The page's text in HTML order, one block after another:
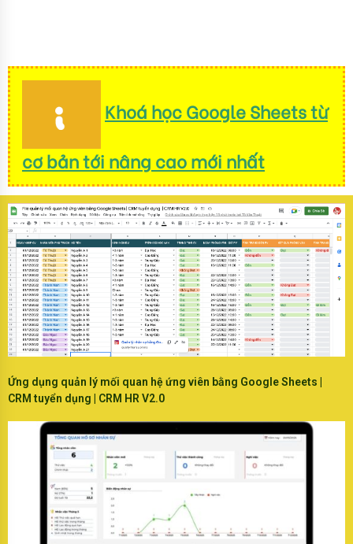
Khoá học Google Sheets từ
cơ bản tới nâng cao mới nhất
Ứng dụng quản lý mối quan hệ ứng viên bằng Google Sheets |
CRM tuyển dụng | CRM HR V2.0